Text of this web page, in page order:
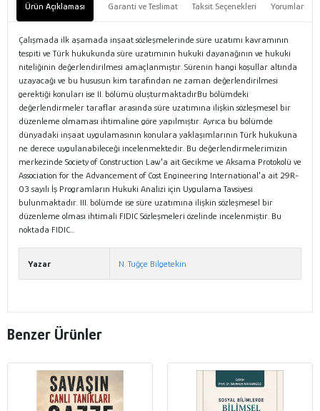
Ürün Açıklaması Garanti ve Teslimat Taksit Seçenekleri Yorumlar
Çalışmada ilk aşamada inşaat sözleşmelerinde süre uzatımı kavramının
tespiti ve Türk hukukunda süre uzatımının hukuki dayanağının ve hukuki
niteliğinin değerlendirilmesi amaçlanmıştır. Sürenin hangi koşullar altında
uzayacağı ve bu hususun kim tarafından ne zaman değerlendirilmesi
gerektiği konuları ise II. bölümü oluşturmaktadırBu bölümdeki
değerlendirmeler taraflar arasında süre uzatımına ilişkin sözleşmesel bir
düzenleme olmaması ihtimaline göre yapılmıştır. Ayrıca bu bölümde
dünyadaki inşaat uygulamasının konulara yaklaşımlarının Türk hukukuna
ne derece uygulanabileceği incelenmektedir. Bu değerlendirmelerimizin
merkezinde Society of Construction Law'a ait Gecikme ve Aksama Protokolü ve
Association for the Advancement of Cost Engineering International'a ait 29R-
03 sayılı İş Programların Hukuki Analizi için Uygulama Tavsiyesi
bulunmaktadır. III. bölümde ise süre uzatımına ilişkin sözleşmesel bir
düzenleme olması ihtimali FIDIC Sözleşmeleri özelinde incelenmiştir. Bu
noktada FIDIC...
Yazar N. Tuğçe Bilgetekin
Benzer Ürünler